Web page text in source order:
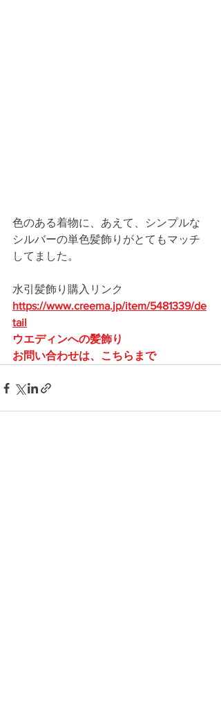
色のある着物に、あえて、シンプルな
シルバーの単色髪飾りがとてもマッチ
してました。
水引髪飾り購入リンク
https://www.creema.jp/item/5481339/de
tail
ウエディンへの髪飾り
お問い合わせは、こちらまで